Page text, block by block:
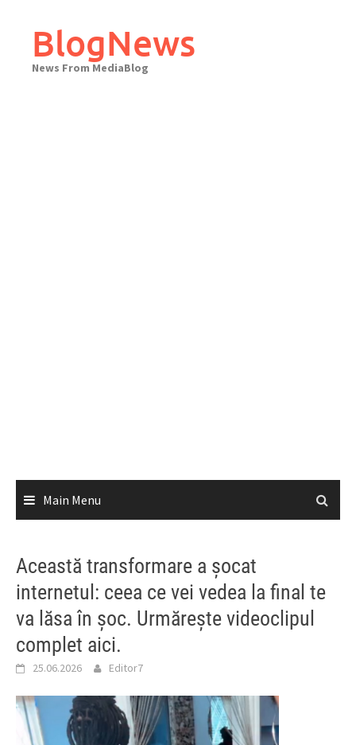
contentBlogNews
News From MediaBlog
Main Menu
Această transformare a șocat
internetul: ceea ce vei vedea la final te
va lăsa în șoc. Urmărește videoclipul
complet aici.
25.06.2026 Editor7